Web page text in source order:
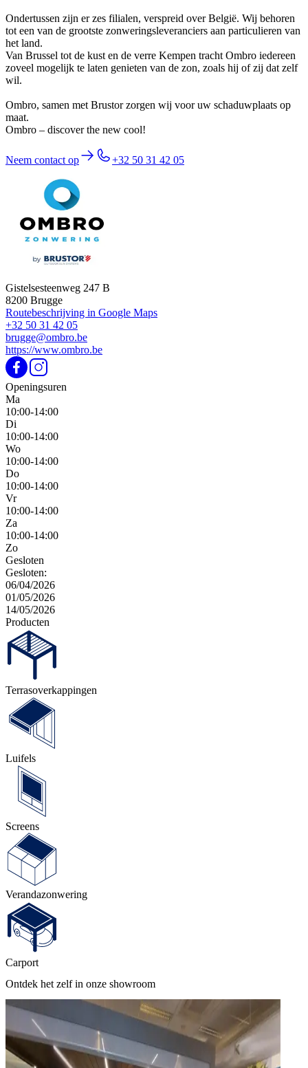
Ondertussen zijn er zes filialen, verspreid over België. Wij behoren
tot een van de grootste zonweringsleveranciers aan particulieren van
het land.
Van Brussel tot de kust en de verre Kempen tracht Ombro iedereen
zoveel mogelijk te laten genieten van de zon, zoals hij of zij dat zelf
wil.
Ombro, samen met Brustor zorgen wij voor uw schaduwplaats op
maat.
Ombro – discover the new cool!
Neem contact op +32 50 31 42 05
Gistelsesteenweg 247 B
8200 Brugge
Routebeschrijving in Google Maps
+32 50 31 42 05
brugge@ombro.be
https://www.ombro.be
Openingsuren
Ma
10:00-14:00
Di
10:00-14:00
Wo
10:00-14:00
Do
10:00-14:00
Vr
10:00-14:00
Za
10:00-14:00
Zo
Gesloten
Gesloten:
06/04/2026
01/05/2026
14/05/2026
Producten
Terras­overkappingen
Luifels
Screens
Veranda­zonwering
Carport
Ontdek het zelf in onze showroom